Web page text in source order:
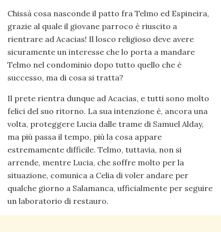
Chissà cosa nasconde il patto fra Telmo ed Espineira,
grazie al quale il giovane parroco è riuscito a
rientrare ad Acacias! Il losco religioso deve avere
sicuramente un interesse che lo porta a mandare
Telmo nel condominio dopo tutto quello che è
successo, ma di cosa si tratta?
Il prete rientra dunque ad Acacias, e tutti sono molto
felici del suo ritorno. La sua intenzione è, ancora una
volta, proteggere Lucia dalle trame di Samuel Alday,
ma più passa il tempo, più la cosa appare
estremamente difficile. Telmo, tuttavia, non si
arrende, mentre Lucia, che soffre molto per la
situazione, comunica a Celia di voler andare per
qualche giorno a Salamanca, ufficialmente per seguire
un laboratorio di restauro.